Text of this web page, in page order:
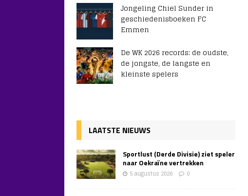
Jongeling Chiel Sunder in
geschiedenisboeken FC
Emmen
De WK 2026 records: de oudste,
de jongste, de langste en
kleinste spelers
LAATSTE NIEUWS
Sportlust (Derde Divisie) ziet speler
naar Oekraïne vertrekken
5 augustus 2026 0